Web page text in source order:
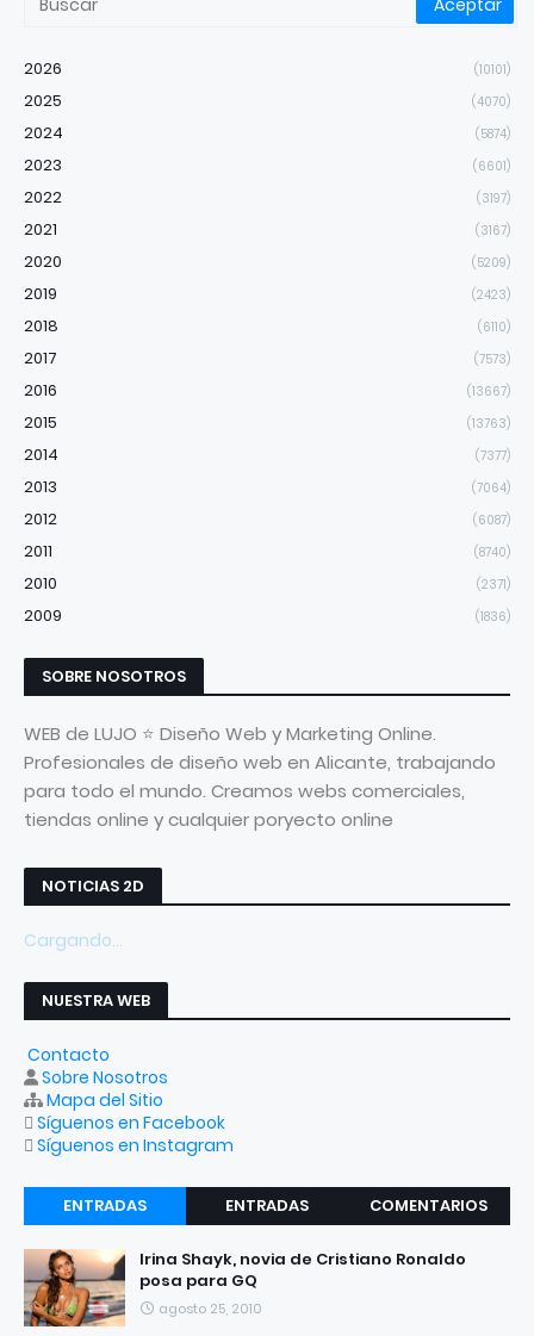
2026 (10101)
2025 (4070)
2024 (5874)
2023 (6601)
2022 (3197)
2021 (3167)
2020 (5209)
2019 (2423)
2018 (6110)
2017 (7573)
2016 (13667)
2015 (13763)
2014 (7377)
2013 (7064)
2012 (6087)
2011 (8740)
2010 (2371)
2009 (1836)
SOBRE NOSOTROS
WEB de LUJO ⭐ Diseño Web y Marketing Online.
Profesionales de diseño web en Alicante, trabajando
para todo el mundo. Creamos webs comerciales,
tiendas online y cualquier poryecto online
NOTICIAS 2D
Cargando...
NUESTRA WEB
Contacto
Sobre Nosotros
Mapa del Sitio
Síguenos en Facebook
Síguenos en Instagram
ENTRADAS
RECIENTES
ENTRADAS
COMENTARIOS
Irina Shayk, novia de Cristiano Ronaldo
posa para GQ
agosto 25, 2010